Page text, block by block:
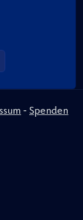
- Spenden